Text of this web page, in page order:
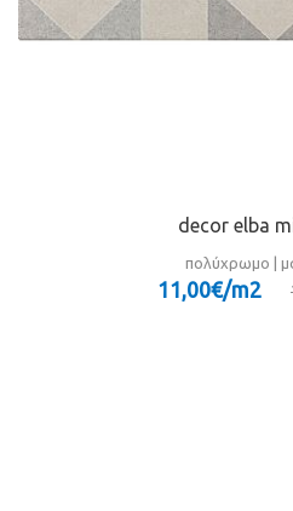
decor elba
πολύχρωμο |
11,00€/m2